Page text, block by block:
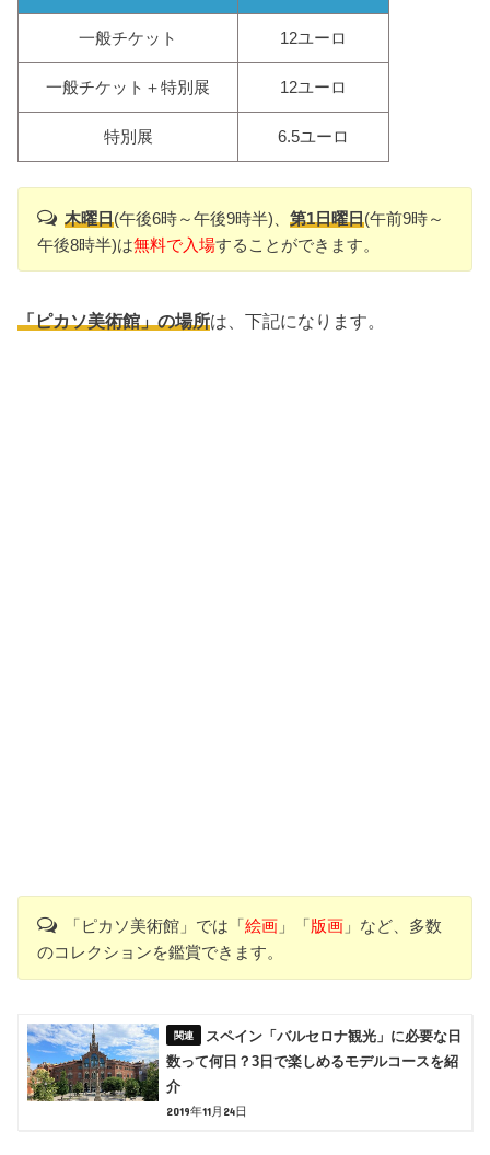
一般チケット 12ユーロ
一般チケット＋特別展 12ユーロ
特別展 6.5ユーロ
木曜日(午後6時～午後9時半)、 第1日曜日(午前9時～
午後8時半)は無料で入場することができます。
「ピカソ美術館」の場所は、下記になります。
「ピカソ美術館」では「絵画」「版画」など、多数
のコレクションを鑑賞できます。
スペイン「バルセロナ観光」に必要な日
数って何日？3日で楽しめるモデルコースを紹
介
2019年11月24日